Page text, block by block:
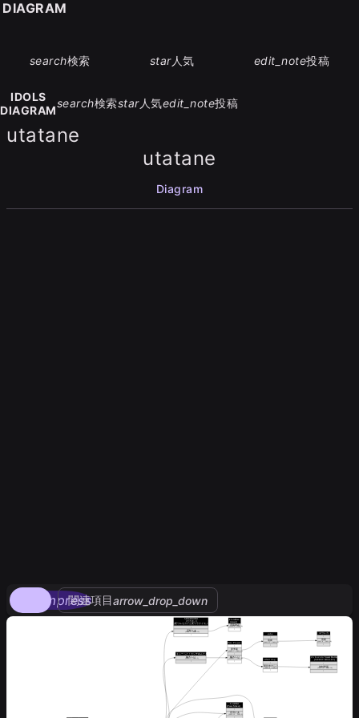
search検索 star人気 edit_note投稿
IDOLS
DIAGRAM
search検索star人気edit_note投稿
utatane
utatane
Diagram
compress
関連項目arrow_drop_down